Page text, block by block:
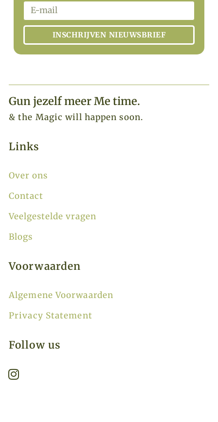
INSCHRIJVEN NIEUWSBRIEF
Gun jezelf meer Me time.​
& the Magic will happen soon.
Links
Over ons
Contact
Veelgestelde vragen
Blogs
Voorwaarden
Algemene Voorwaarden
Privacy Statement
Follow us